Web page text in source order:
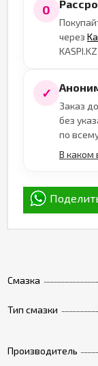
Смазка
Тип смазки
Производитель
0
через
✓
Заказ
без
по
В каком